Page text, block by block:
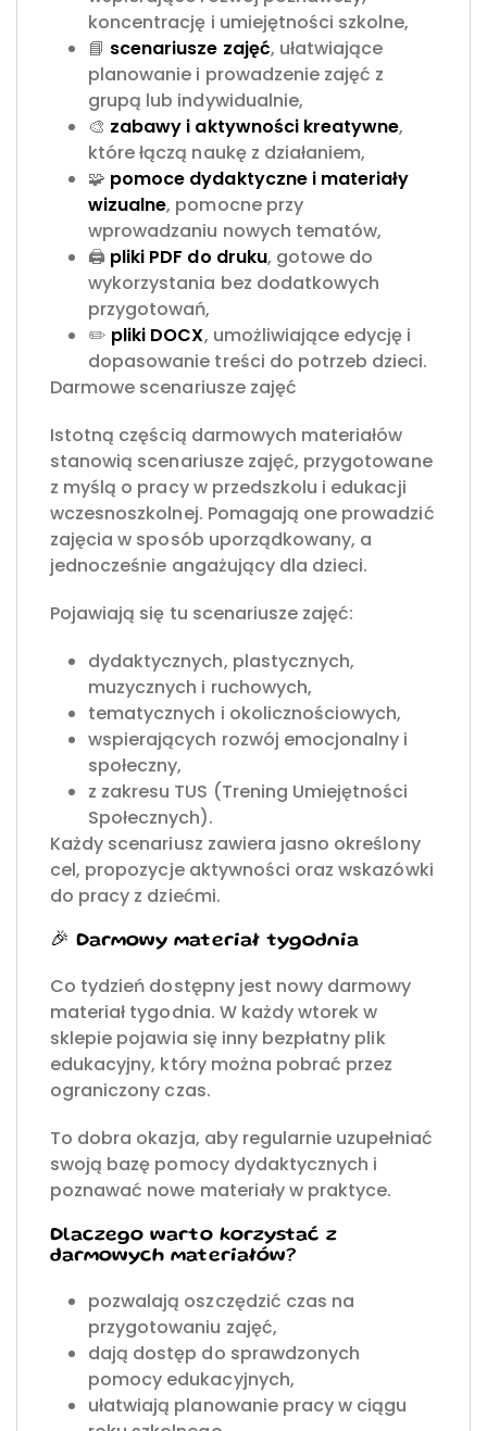
koncentrację i umiejętności szkolne,
📘 scenariusze zajęć, ułatwiające
planowanie i prowadzenie zajęć z
grupą lub indywidualnie,
🎨 zabawy i aktywności kreatywne,
które łączą naukę z działaniem,
🧩 pomoce dydaktyczne i materiały
wizualne, pomocne przy
wprowadzaniu nowych tematów,
🖨️ pliki PDF do druku, gotowe do
wykorzystania bez dodatkowych
przygotowań,
✏️ pliki DOCX, umożliwiające edycję i
dopasowanie treści do potrzeb dzieci.
Darmowe scenariusze zajęć
Istotną częścią darmowych materiałów
stanowią scenariusze zajęć, przygotowane
z myślą o pracy w przedszkolu i edukacji
wczesnoszkolnej. Pomagają one prowadzić
zajęcia w sposób uporządkowany, a
jednocześnie angażujący dla dzieci.
Pojawiają się tu scenariusze zajęć:
dydaktycznych, plastycznych,
muzycznych i ruchowych,
tematycznych i okolicznościowych,
wspierających rozwój emocjonalny i
społeczny,
z zakresu TUS (Trening Umiejętności
Społecznych).
Każdy scenariusz zawiera jasno określony
cel, propozycje aktywności oraz wskazówki
do pracy z dziećmi.
🎉 Darmowy materiał tygodnia
Co tydzień dostępny jest nowy darmowy
materiał tygodnia. W każdy wtorek w
sklepie pojawia się inny bezpłatny plik
edukacyjny, który można pobrać przez
ograniczony czas.
To dobra okazja, aby regularnie uzupełniać
swoją bazę pomocy dydaktycznych i
poznawać nowe materiały w praktyce.
Dlaczego warto korzystać z
darmowych materiałów?
pozwalają oszczędzić czas na
przygotowaniu zajęć,
dają dostęp do sprawdzonych
pomocy edukacyjnych,
ułatwiają planowanie pracy w ciągu